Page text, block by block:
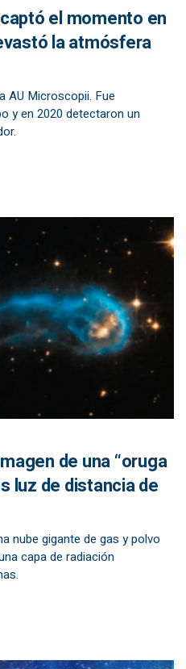
el momento en
la atmósfera
AU Microscopii. Fue
y en 2020 detectaron un
de una “oruga
luz de distancia de
nube gigante de gas y polvo
capa de radiación